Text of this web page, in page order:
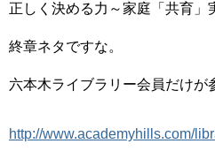
正しく決める力～家庭「共育」
終章ネタですな。
六本木ライブラリー会員だけが
http://www.academyhil ls.com/